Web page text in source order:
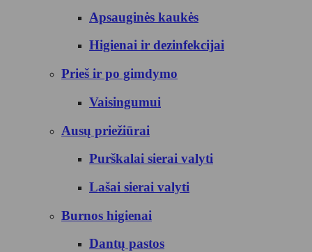
Apsauginės kaukės
Higienai ir dezinfekcijai
Prieš ir po gimdymo
Vaisingumui
Ausų priežiūrai
Purškalai sierai valyti
Lašai sierai valyti
Burnos higienai
Dantų pastos